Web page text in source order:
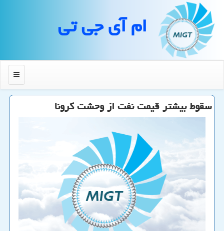
ام آی جی تی
منو
سقوط بیشتر قیمت نفت از وحشت كرونا